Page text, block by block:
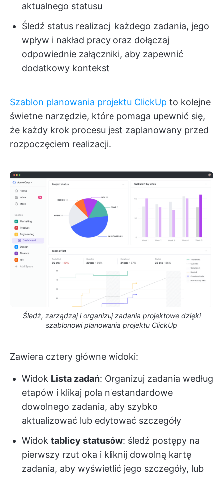
aktualnego statusu
Śledź status realizacji każdego zadania, jego
wpływ i nakład pracy oraz dołączaj
odpowiednie załączniki, aby zapewnić
dodatkowy kontekst
Szablon planowania projektu ClickUp to kolejne
świetne narzędzie, które pomaga upewnić się,
że każdy krok procesu jest zaplanowany przed
rozpoczęciem realizacji.
Śledź, zarządzaj i organizuj zadania projektowe dzięki
szablonowi planowania projektu ClickUp
Zawiera cztery główne widoki:
Widok Lista zadań: Organizuj zadania według
etapów i klikaj pola niestandardowe
dowolnego zadania, aby szybko
aktualizować lub edytować szczegóły
Widok tablicy statusów: śledź postępy na
pierwszy rzut oka i kliknij dowolną kartę
zadania, aby wyświetlić jego szczegóły, lub